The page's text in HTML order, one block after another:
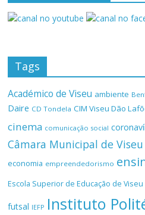
Tags
Académico de Viseu ambiente
Daire CD Tondela CIM Viseu Dão
cinema comunicação social
Câmara Municipal de Viseu
economia empreendedorismo
Escola Superior de Educação de Viseu
futsal IEFP Instituto